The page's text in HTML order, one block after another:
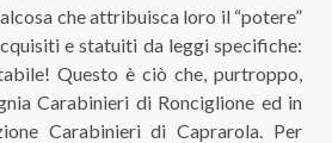
che attribuisca loro il “potere”
e statuiti da leggi specifiche:
Questo è ciò che, purtroppo,
Carabinieri di Ronciglione ed in
Carabinieri di Caprarola. Per